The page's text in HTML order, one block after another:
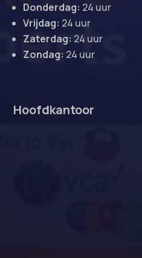
Donderdag: 24 uur
Vrijdag: 24 uur
Zaterdag: 24 uur
Zondag: 24 uur
Hoofdkantoor